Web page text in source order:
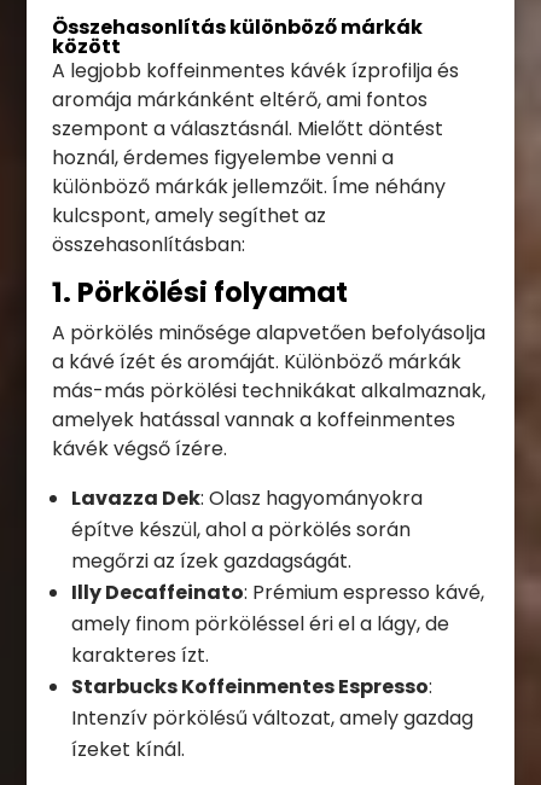
Összehasonlítás különböző márkák
között
A legjobb koffeinmentes kávék ízprofilja és
aromája márkánként eltérő, ami fontos
szempont a választásnál. Mielőtt döntést
hoznál, érdemes figyelembe venni a
különböző márkák jellemzőit. Íme néhány
kulcspont, amely segíthet az
összehasonlításban:
1. Pörkölési folyamat
A pörkölés minősége alapvetően befolyásolja
a kávé ízét és aromáját. Különböző márkák
más-más pörkölési technikákat alkalmaznak,
amelyek hatással vannak a koffeinmentes
kávék végső ízére.
Lavazza Dek: Olasz hagyományokra
építve készül, ahol a pörkölés során
megőrzi az ízek gazdagságát.
Illy Decaffeinato: Prémium espresso kávé,
amely finom pörköléssel éri el a lágy, de
karakteres ízt.
Starbucks Koffeinmentes Espresso:
Intenzív pörkölésű változat, amely gazdag
ízeket kínál.